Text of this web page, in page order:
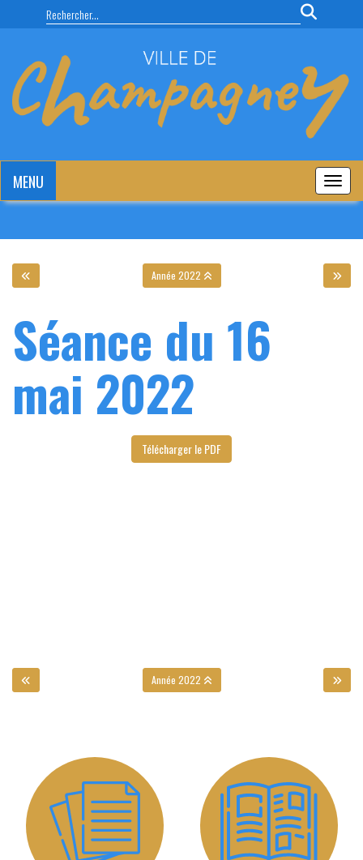
MENU
MENU
Année 2022
Séance du 16
mai 2022
Télécharger le PDF
Année 2022
Panneau de gestion des cookies